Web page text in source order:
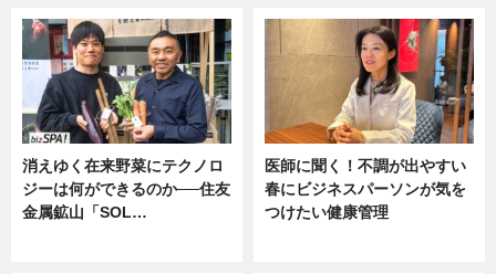
消えゆく在来野菜にテクノロ
ジーは何ができるのか──住友
金属鉱山「SOL…
医師に聞く！不調が出やすい
春にビジネスパーソンが気を
つけたい健康管理